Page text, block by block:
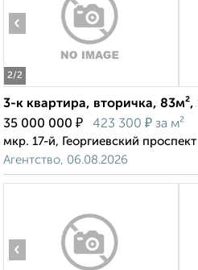
2/2
‹
3-к квартира, вторичка,
35 000 000 ₽ 423 300 ₽ за м²
мкр. 17-й, Георгиевский
Агентство, 06.08.2026
‹